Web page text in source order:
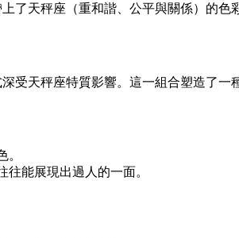
了天秤座（重和諧、公平與關係）的色
受天秤座特質影響。這一組合塑造了
。
能展現出過人的一面。